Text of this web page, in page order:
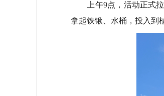
上午9点，活动正式拉
拿起铁锹、水桶，投入到